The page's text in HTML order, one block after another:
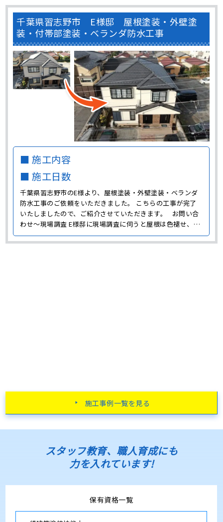
千葉県習志野市 E様邸 屋根塗装・外壁塗
装・付帯部塗装・ベランダ防水工事
■ 施工内容
■ 施工日数
千葉県習志野市のE様より、屋根塗装・外壁塗装・ベランダ
防水工事のご依頼をいただきました。 こちらの工事が完了
いたしましたので、ご紹介させていただきます。 お問い合
わせ～現場調査 E様邸に現場調査に伺うと屋根は色褪せ、外
壁には雨だれによる黒い汚れやコケ、色褪せなどが発生して
いました。 また、軒天や雨樋などの付帯部にも経年劣化が
施工事例一覧を見る
スタッフ教育、職人育成にも
力を入れています!
保有資格一覧